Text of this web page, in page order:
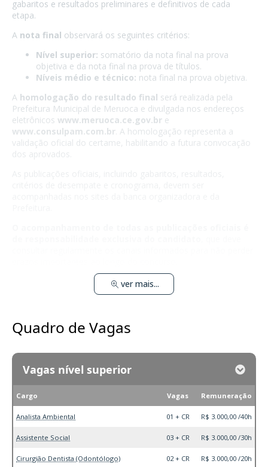
gabaritos e resultados preliminares e definitivos de cada
etapa.
A nota final observará os seguintes critérios:
Nível superior: somatório da nota final na prova
objetiva e da nota final na prova de títulos.
Níveis médio e técnico: nota final na prova objetiva.
A homologação do resultado final será realizada pela
Prefeitura Municipal de Meruoca e divulgada nos endereços
eletrônicos www.meruoca.ce.gov.br e
www.consulpam.com.br. A homologação representa a
validação oficial do certame, habilitando a futura convocação
dos aprovados.
ver mais...
Quadro de Vagas
Vagas nível superior
Cargo Vagas Remuneração
Analista Ambiental 01 + CR R$ 3.000,00 /40h
Assistente Social 03 + CR R$ 3.000,00 /30h
Cirurgião Dentista (Odontólogo) 02 + CR R$ 3.000,00 /20h